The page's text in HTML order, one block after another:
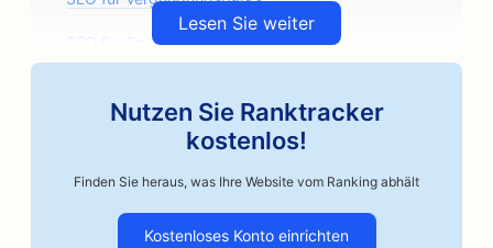
SEO für Spielhallen
SEO für handwerkliche Kaffeeröster
SEO für Autoteile-Geschäfte
SEO für Autowerkstätten
Lesen Sie weiter
Nutzen Sie Ranktracker
kostenlos!
Finden Sie heraus, was Ihre Website vom Ranking abhält
Kostenloses Konto einrichten